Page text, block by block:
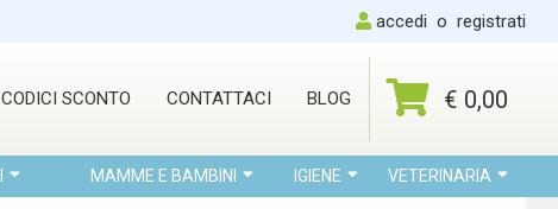
accedi o registrati
CODICI SCONTO CONTATTACI BLOG € 0,00
MAMME E BAMBINI IGIENE VETERINARIA